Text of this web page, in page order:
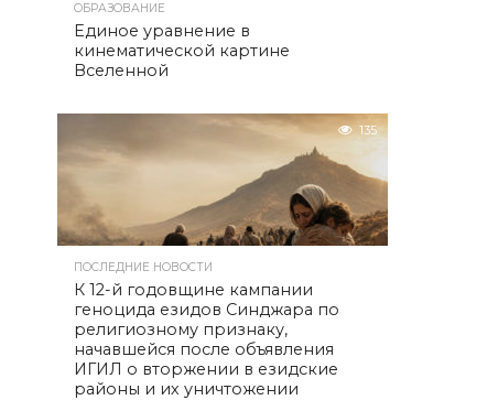
ОБРАЗОВАНИЕ
Единое уравнение в
кинематической картине
Вселенной
135
ПОСЛЕДНИЕ НОВОСТИ
К 12-й годовщине кампании
геноцида езидов Синджара по
религиозному признаку,
начавшейся после объявления
ИГИЛ о вторжении в езидские
районы и их уничтожении